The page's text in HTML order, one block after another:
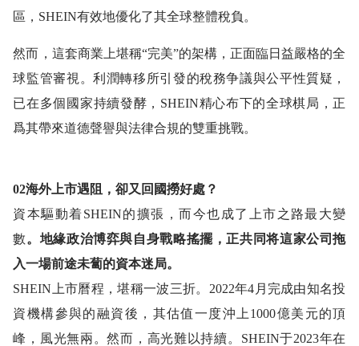
區，SHEIN有效地優化了其全球整體稅負。
然而，這套商業上堪稱“完美”的架構，正面臨日益嚴格的全
球監管審視。利潤轉移所引發的稅務争議與公平性質疑，
已在多個國家持續發酵，SHEIN精心布下的全球棋局，正
爲其帶來道德聲譽與法律合規的雙重挑戰。
02海外上市遇阻，卻又回國撈好處？
資本驅動着SHEIN的擴張，而今也成了上市之路最大變
數。地緣政治博弈與自身戰略搖擺，正共同将這家公司拖
入一場前途未蔔的資本迷局。
SHEIN上市曆程，堪稱一波三折。2022年4月完成由知名投
資機構參與的融資後，其估值一度沖上1000億美元的頂
峰，風光無兩。然而，高光難以持續。SHEIN于2023年在